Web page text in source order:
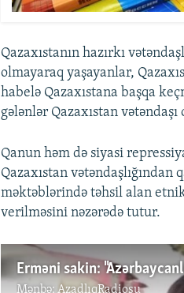
Qazaxıstanın hazırkı
olmayaraq yaşayanlar,
habelə Qazaxıstana başqa
gələnlər Qazaxıstan
Qanun həm də siyasi
Qazaxıstan
məktəblərində təhsil alan
verilməsini nəzərədə tutur.
Mənbə:AzadlıqRadiosu